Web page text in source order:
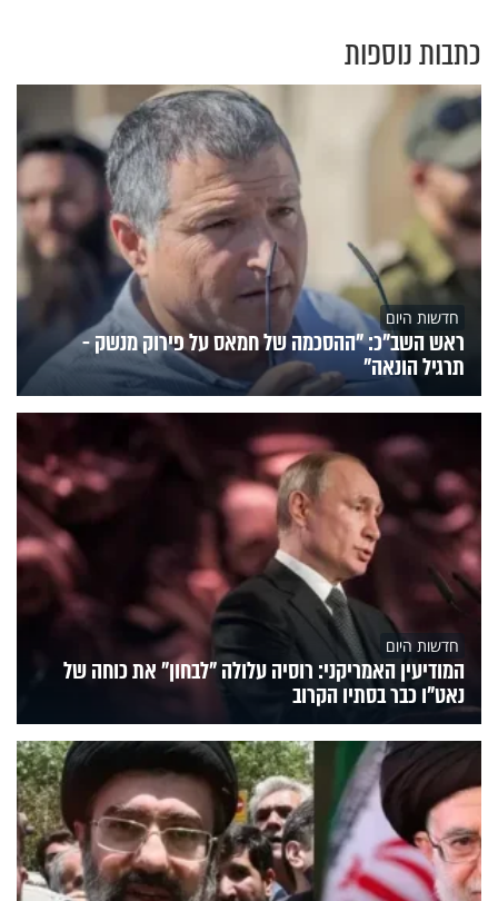
כתבות נוספות
חדשות היום
ראש השב"כ: "ההסכמה של חמאס על פירוק מנשק -
תרגיל הונאה"
חדשות היום
המודיעין האמריקני: רוסיה עלולה "לבחון" את כוחה של
נאט"ו כבר בסתיו הקרוב